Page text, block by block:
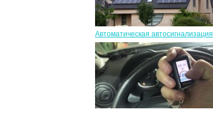
Автоматическая автосигнализация